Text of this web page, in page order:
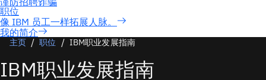
我的简介
主页 职位 IBM职业发展指南
IBM职业发展指南